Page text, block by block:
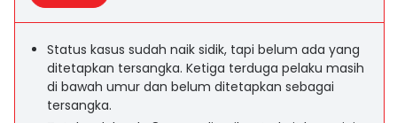
Status kasus sudah naik sidik, tapi belum ada yang
ditetapkan tersangka. Ketiga terduga pelaku masih
di bawah umur dan belum ditetapkan sebagai
tersangka.